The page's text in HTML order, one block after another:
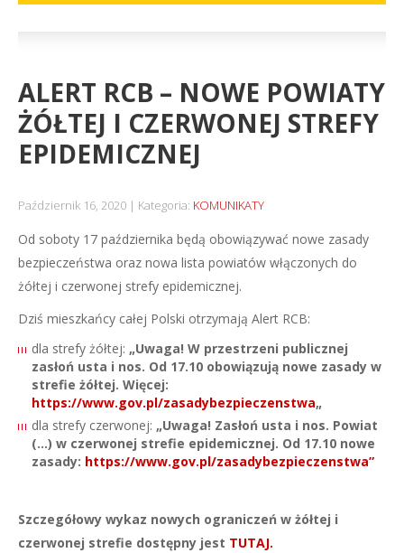
ALERT RCB – NOWE POWIATY
ŻÓŁTEJ I CZERWONEJ STREFY
EPIDEMICZNEJ
Październik 16, 2020 Kategoria: KOMUNIKATY
Od soboty 17 października będą obowiązywać nowe zasady
bezpieczeństwa oraz nowa lista powiatów włączonych do
żółtej i czerwonej strefy epidemicznej.
Dziś mieszkańcy całej Polski otrzymają Alert RCB:
dla strefy żółtej: „Uwaga! W przestrzeni publicznej
zasłoń usta i nos. Od 17.10 obowiązują nowe zasady w
strefie żółtej. Więcej:
https://www.gov.pl/zasadybezpieczenstwa„
dla strefy czerwonej: „Uwaga! Zasłoń usta i nos. Powiat
(…) w czerwonej strefie epidemicznej. Od 17.10 nowe
zasady: https://www.gov.pl/zasadybezpieczenstwa”
Szczegółowy wykaz nowych ograniczeń w żółtej i
czerwonej strefie dostępny jest TUTAJ.